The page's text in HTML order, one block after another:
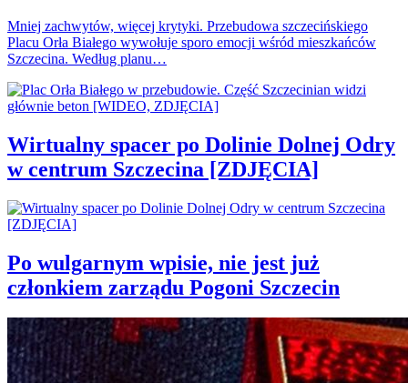
Mniej zachwytów, więcej krytyki. Przebudowa szczecińskiego
Placu Orła Białego wywołuje sporo emocji wśród mieszkańców
Szczecina. Według planu…
Wirtualny spacer po Dolinie Dolnej Odry
w centrum Szczecina [ZDJĘCIA]
Po wulgarnym wpisie, nie jest już
członkiem zarządu Pogoni Szczecin